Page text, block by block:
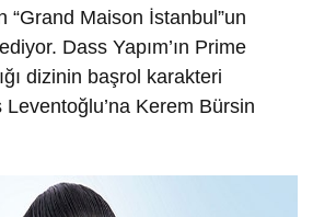
“Grand Maison İstanbul”un
Dass Yapım’ın Prime
dizinin başrol karakteri
Kerem Bürsin